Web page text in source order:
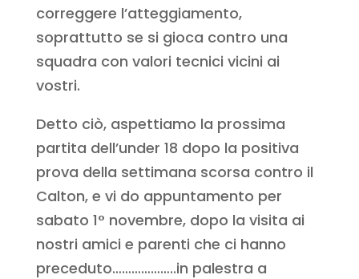
correggere l’atteggiamento,
soprattutto se si gioca contro una
squadra con valori tecnici vicini ai
vostri.
Detto ciò, aspettiamo la prossima
partita dell’under 18 dopo la positiva
prova della settimana scorsa contro il
Calton, e vi do appuntamento per
sabato 1° novembre, dopo la visita ai
nostri amici e parenti che ci hanno
preceduto………………..in palestra a